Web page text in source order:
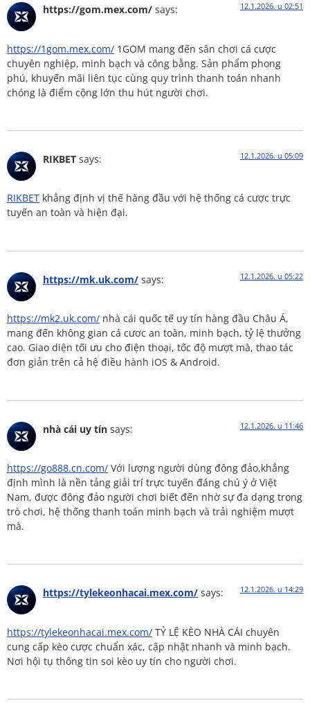
https://gom.mex.com/ says: 12.1.2026. u 02:51
https://1gom.mex.com/ 1GOM mang đến sân chơi cá cược
chuyên nghiệp, minh bạch và công bằng. Sản phẩm phong
phú, khuyến mãi liên tục cùng quy trình thanh toán nhanh
chóng là điểm cộng lớn thu hút người chơi.
RIKBET says: 12.1.2026. u 05:09
RIKBET khẳng định vị thế hàng đầu với hệ thống cá cược trực
tuyến an toàn và hiện đại.
https://mk.uk.com/ says: 12.1.2026. u 05:22
https://mk2.uk.com/ nhà cái quốc tế uy tín hàng đầu Châu Á,
mang đến không gian cá cươc an toàn, minh bạch, tỷ lệ thưởng
cao. Giao diện tối ưu cho điện thoại, tốc độ mượt mà, thao tác
đơn giản trên cả hệ điều hành iOS & Android.
nhà cái uy tín says: 12.1.2026. u 11:46
https://go888.cn.com/ Với lượng người dùng đông đảo,khẳng
định mình là nền tảng giải trí trực tuyến đáng chú ý ở Việt
Nam, được đông đảo người chơi biết đến nhờ sự đa dạng trong
trò chơi, hệ thống thanh toán minh bạch và trải nghiệm mượt
mà.
https://tylekeonhacai.mex.com/ says: 12.1.2026. u 14:29
https://tylekeonhacai.mex.com/ TỶ LỆ KÈO NHÀ CÁI chuyên
cung cấp kèo cược chuẩn xác, cập nhật nhanh và minh bạch.
Nơi hội tụ thông tin soi kèo uy tín cho người chơi.